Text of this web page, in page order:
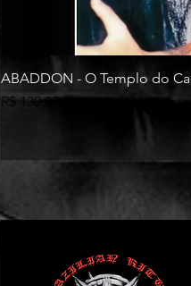
ABADDON - O Templo do
Preço
R$ 130,00